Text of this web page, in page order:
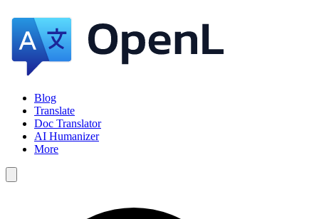
Blog
Translate
Doc Translator
AI Humanizer
More